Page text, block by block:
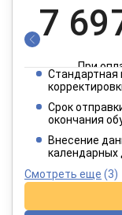
7
При
3
При
Срок
окончания
Внесение
календарных
Смотреть еще (3)